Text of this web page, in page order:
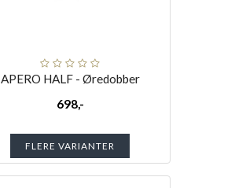
APERO HALF - Øredobber
698,-
FLERE VARIANTER